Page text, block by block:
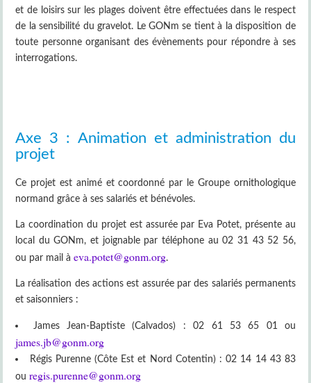
et de loisirs sur les plages doivent être effectuées dans le respect
de la sensibilité du gravelot. Le GONm se tient à la disposition de
toute personne organisant des évènements pour répondre à ses
interrogations.
Axe 3 : Animation et administration du
projet
Ce projet est animé et coordonné par le Groupe ornithologique
normand grâce à ses salariés et bénévoles.
La coordination du projet est assurée par Eva Potet, présente au
local du GONm, et joignable par téléphone au 02 31 43 52 56,
ou par mail àeva.potet@gonm.org.
La réalisation des actions est assurée par des salariés permanents
et saisonniers :
James Jean-Baptiste (Calvados) : 02 61 53 65 01 ou
james.jb@gonm.org
Régis Purenne (Côte Est et Nord Cotentin) : 02 14 14 43 83
ouregis.purenne@gonm.org